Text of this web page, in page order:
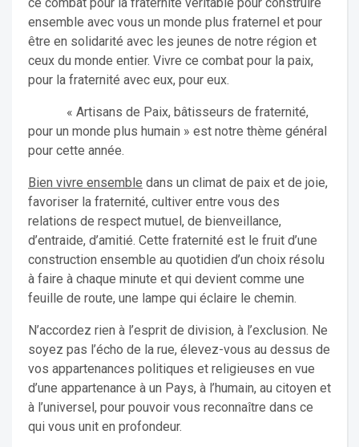
ensemble avec vous un monde plus fraternel et pour
être en solidarité avec les jeunes de notre région et
ceux du monde entier. Vivre ce combat pour la paix,
pour la fraternité avec eux, pour eux.
« Artisans de Paix, bâtisseurs de fraternité,
pour un monde plus humain » est notre thème général
pour cette année.
Bien vivre ensemble dans un climat de paix et de joie,
favoriser la fraternité, cultiver entre vous des
relations de respect mutuel, de bienveillance,
d’entraide, d’amitié. Cette fraternité est le fruit d’une
construction ensemble au quotidien d’un choix résolu
à faire à chaque minute et qui devient comme une
feuille de route, une lampe qui éclaire le chemin.
N’accordez rien à l’esprit de division, à l’exclusion. Ne
soyez pas l’écho de la rue, élevez-vous au dessus de
vos appartenances politiques et religieuses en vue
d’une appartenance à un Pays, à l’humain, au citoyen et
à l’universel, pour pouvoir vous reconnaître dans ce
qui vous unit en profondeur.